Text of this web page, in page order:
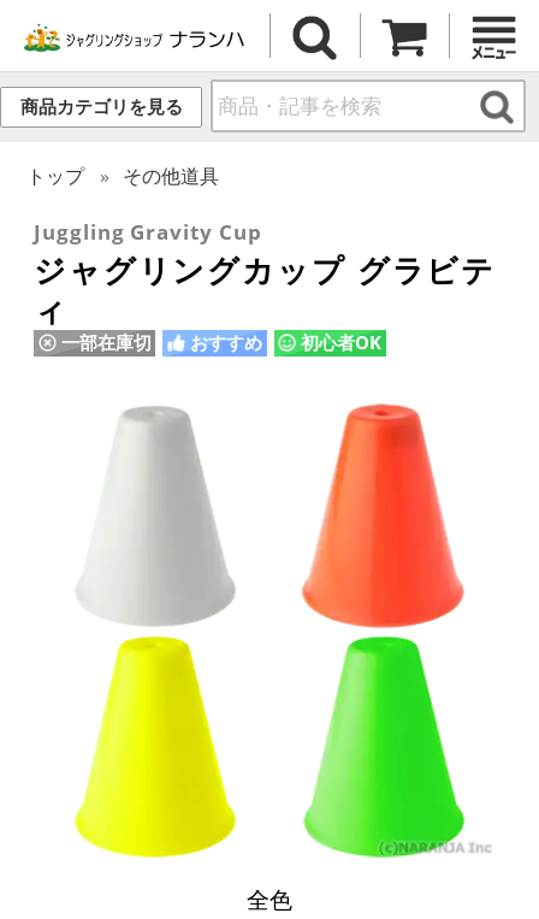
商品カテゴリを見る
トップ その他道具
Juggling Gravity Cup
ジャグリングカップ グラビテ
ィ
一部在庫切 おすすめ 初心者OK
全色